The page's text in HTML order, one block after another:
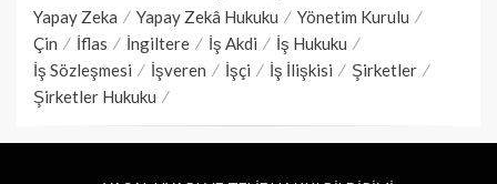
Yapay Zeka
Yapay Zekâ Hukuku
Yönetim Kurulu
Çin
İflas İngiltere İş Akdi
İş Hukuku
İş Sözleşmesi
İşveren İşçi İş İlişkisi
Şirketler
Şirketler Hukuku